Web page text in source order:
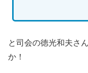
と司会の徳光和夫さ
か！